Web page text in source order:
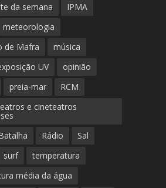
da semana
IPMA
meteorologia
de Mafra
música
UV
opinião
preia-mar
RCM
e cineteatros
Rádio
Sal
surf
temperatura
média da água